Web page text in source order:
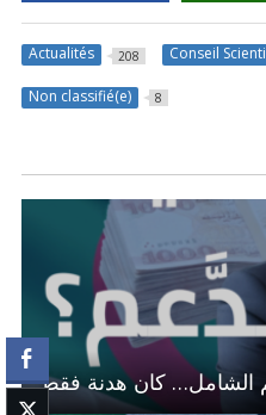
Actualités 208 Conseil
Non classifié(e) 8
الشامل… كان هدنة فقط